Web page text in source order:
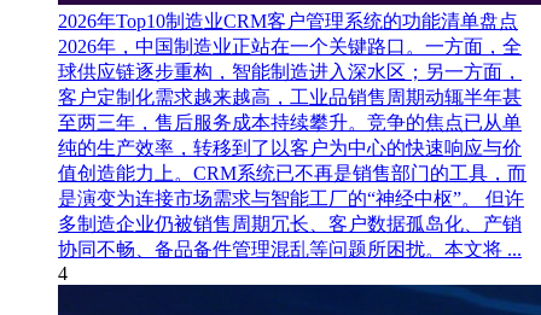
2026年Top10制造业CRM客户管理系统的功能清单盘点
2026年，中国制造业正站在一个关键路口。一方面，全
球供应链逐步重构，智能制造进入深水区；另一方面，
客户定制化需求越来越高，工业品销售周期动辄半年甚
至两三年，售后服务成本持续攀升。竞争的焦点已从单
纯的生产效率，转移到了以客户为中心的快速响应与价
值创造能力上。CRM系统已不再是销售部门的工具，而
是演变为连接市场需求与智能工厂的“神经中枢”。 但许
多制造企业仍被销售周期冗长、客户数据孤岛化、产销
协同不畅、备品备件管理混乱等问题所困扰。本文将 ...
4